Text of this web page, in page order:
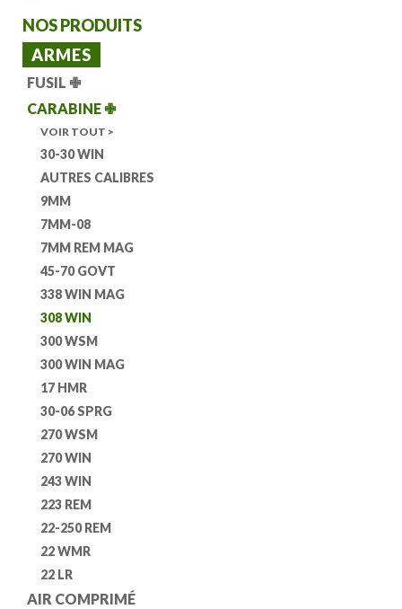
NOS PRODUITS
ARMES
FUSIL ✙
CARABINE✙
VOIR TOUT >
30-30 WIN
AUTRES CALIBRES
9MM
7MM-08
7MM REM MAG
45-70 GOVT
338 WIN MAG
308 WIN
300 WSM
300 WIN MAG
17 HMR
30-06 SPRG
270 WSM
270 WIN
243 WIN
223 REM
22-250 REM
22 WMR
22 LR
AIR COMPRIMÉ